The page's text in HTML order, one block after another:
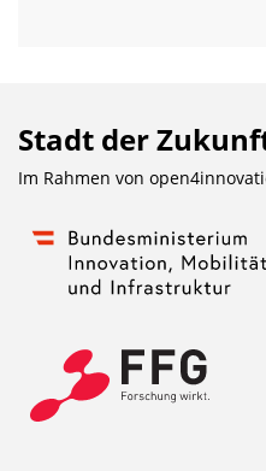
P
u
l
i
Stadt der
Im Rahmen von